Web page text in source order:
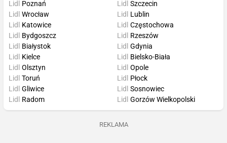
Lidl
Poznań
Lidl Wrocław
Lidl Szczecin
Lidl
Lublin
Lidl
Katowice
Lidl
Bydgoszcz
Lidl
Białystok
Lidl
Kielce
Lidl Częstochowa
Lidl
Rzeszów
Lidl Gdynia
Lidl
Bielsko-Biała
Lidl Olsztyn
Lidl Toruń
Lidl Gliwice
Lidl
Radom
Lidl Opole
Lidl
Płock
Lidl Sosnowiec
Lidl Gorzów Wielkopolski
REKLAMA